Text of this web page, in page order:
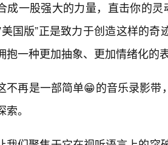
成一股强大的力量，直击你的
国版”正是致力于创造这样的
抱一种更加抽象、更加情绪化的
不再是一部简单😁的音乐录影带
。